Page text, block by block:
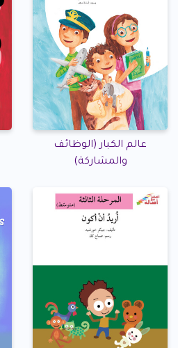
عالم الكبار (الوظائف
والمشاركة)